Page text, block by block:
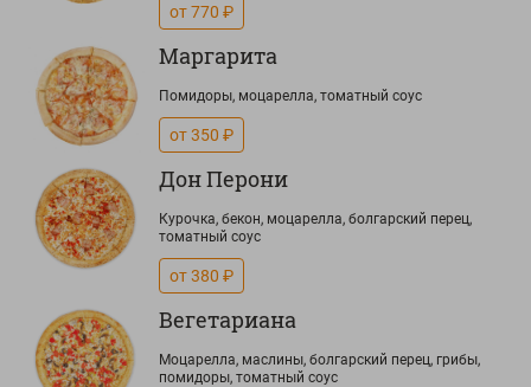
от 770 ₽
Маргарита
Помидоры, моцарелла, томатный соус
от 350 ₽
Дон Перони
Курочка, бекон, моцарелла, болгарский перец,
томатный соус
от 380 ₽
Вегетариана
Моцарелла, маслины, болгарский перец, грибы,
помидоры, томатный соус